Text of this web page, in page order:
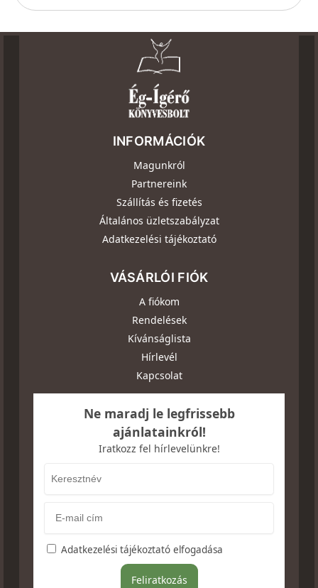
INFORMÁCIÓK
Magunkról
Partnereink
Szállítás és fizetés
Általános üzletszabályzat
Adatkezelési tájékoztató
VÁSÁRLÓI FIÓK
A fiókom
Rendelések
Kívánságlista
Hírlevél
Kapcsolat
Ne maradj le legfrissebb
ajánlatainkról!
Iratkozz fel hírlevelünkre!
Adatkezelési tájékoztató elfogadása